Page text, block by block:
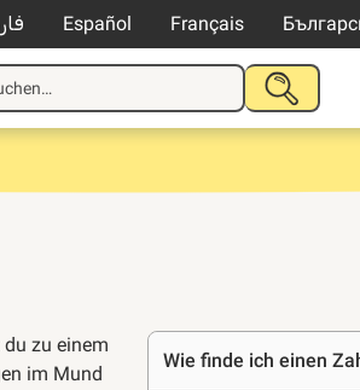
Español Français
SUCHE
zu einem
im Mund
Häufige
Wie finde ich einen